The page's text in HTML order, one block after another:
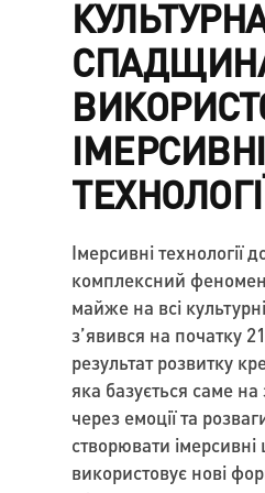
ІМЕРСИВНІ
Імерсивні технології
комплексний
майже на всі культурні
з’явився на початку
результат розвитку
яка базується саме
через емоції та
створювати
використовує нові